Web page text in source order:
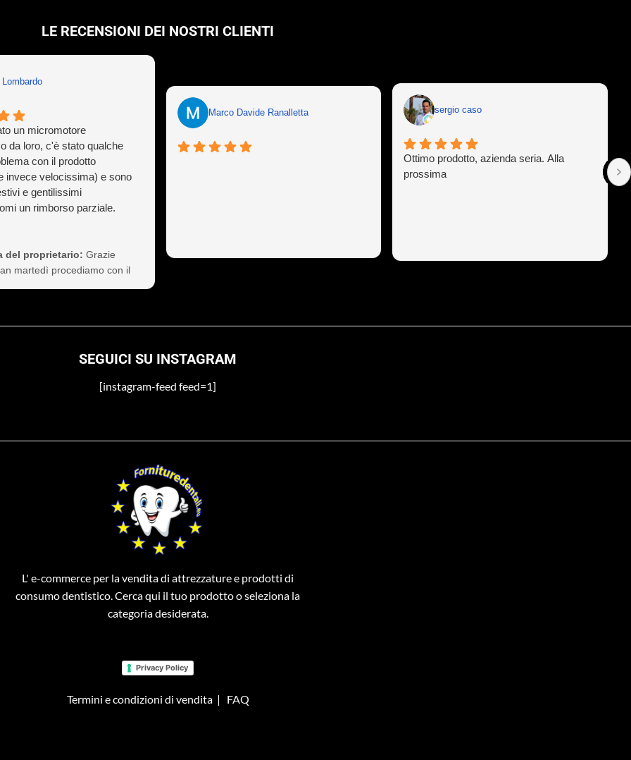
LE RECENSIONI DEI NOSTRI CLIENTI
Lombardo
un micromotore
da loro, c'è stato qualche
con il prodotto
invece velocissima) e sono
e gentilissimi
un rimborso parziale.
capitare a tutti ma gestirlo
non è cosa da poco,
così il cliente a vita).
consigliati
del proprietario: Grazie
martedì procediamo con il
Marco Davide Ranalletta sergio caso
Ottimo prodotto, azienda seria. Alla
prossima
SEGUICI SU INSTAGRAM
[instagram-feed feed=1]
L' e-commerce per la vendita di attrezzature e prodotti di
consumo dentistico. Cerca qui il tuo prodotto o seleziona la
categoria desiderata.
Privacy Policy
Termini e condizioni di vendita| FAQ